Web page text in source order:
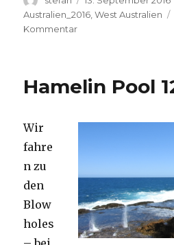
am
Australien_2016 ,West Australien
Kommentarzu
Hamelin Pool
Wir
fahre
n zu
den
Blow
holes